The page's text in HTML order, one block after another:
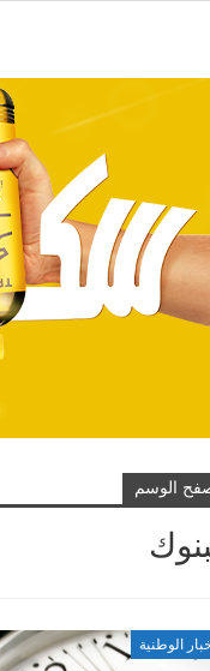
الوسم
الوطنية